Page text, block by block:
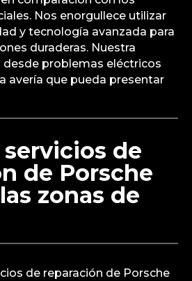
Nos enorgullece utilizar
y tecnología avanzada para
duraderas. Nuestra
desde problemas eléctricos
avería que pueda presentar
de
de Porsche
zonas de
de reparación de Porsche